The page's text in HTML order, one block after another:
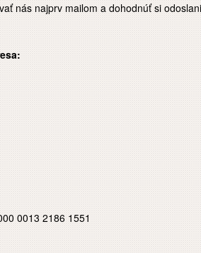
nás najprv mailom a dohodnúť si
0013 2186 1551